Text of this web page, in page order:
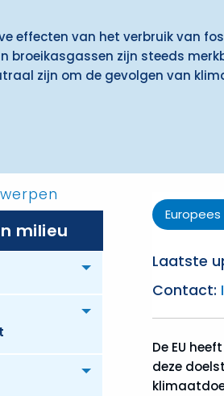
effecten van het verbruik van
broeikasgassen zijn steeds
zijn om de gevolgen van
milieu
Toggle menu
Toggle menu
Toggle menu
Laatste
Contact:
De EU
deze